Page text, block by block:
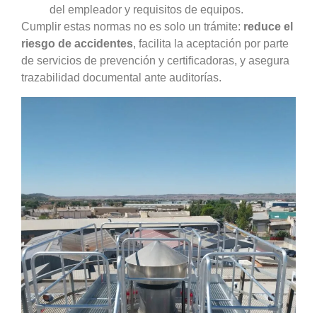
del empleador y requisitos de equipos.
Cumplir estas normas no es solo un trámite: reduce el
riesgo de accidentes, facilita la aceptación por parte
de servicios de prevención y certificadoras, y asegura
trazabilidad documental ante auditorías.